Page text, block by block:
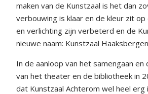
maken van de Kunstzaal is het dan
verbouwing is klaar en de kleur zit
en verlichting zijn verbeterd en de
nieuwe naam: Kunstzaal
In de aanloop van het samengaan
van het theater en de bibliotheek in
dat Kunstzaal Achterom wel heel erg